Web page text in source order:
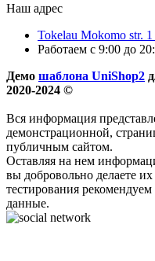
Наш адрес
Tokelau Mokomo str.
Работаем с 9:00 до
Демо шаблона UniShop2
2020-2024 ©
Вся информация
демонстрационной,
публичным сайтом.
Оставляя на нем
вы добровольно делаете
тестирования
данные.